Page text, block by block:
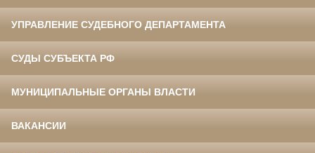
УПРАВЛЕНИЕ СУДЕБНОГО ДЕПАРТАМЕНТА
СУДЫ СУБЪЕКТА РФ
МУНИЦИПАЛЬНЫЕ ОРГАНЫ ВЛАСТИ
ВАКАНСИИ